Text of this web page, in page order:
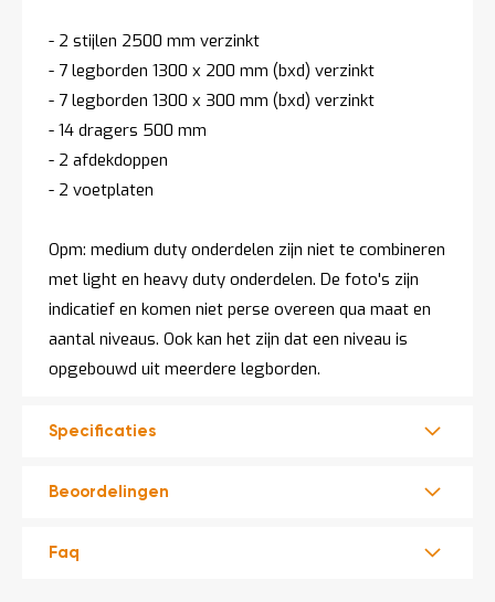
- 2 stijlen 2500 mm verzinkt
- 7 legborden 1300 x 200 mm (bxd) verzinkt
- 7 legborden 1300 x 300 mm (bxd) verzinkt
- 14 dragers 500 mm
- 2 afdekdoppen
- 2 voetplaten
Opm: medium duty onderdelen zijn niet te combineren
met light en heavy duty onderdelen. De foto's zijn
indicatief en komen niet perse overeen qua maat en
aantal niveaus. Ook kan het zijn dat een niveau is
opgebouwd uit meerdere legborden.
Specificaties
Beoordelingen
Faq